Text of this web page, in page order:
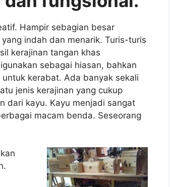
Hampir sebagian besar
indah dan menarik. Turis-turis
kerajinan tangan khas
sebagai hiasan, bahkan
kerabat. Ada banyak sekali
jenis kerajinan yang cukup
dari kayu. Kayu menjadi sangat
macam benda. Seseorang